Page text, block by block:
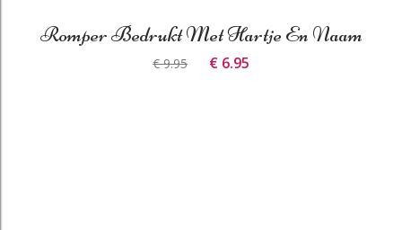
Romper Bedrukt Met Hartje En Naam
€ 9.95 € 6.95